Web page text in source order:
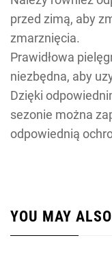
przed zimą, aby
zmarznięcia.
Prawidłowa
niezbędna, aby
Dzięki
sezonie można
odpowiednią
YOU MAY